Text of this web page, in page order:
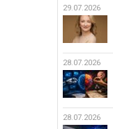
29.07.2026
28.07.2026
28.07.2026